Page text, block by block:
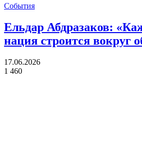
События
Ельдар Абдразаков:
нация строится вокруг
17.06.2026
1 460